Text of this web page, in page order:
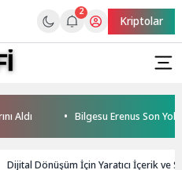
2
Kriptolar
Bilgesu Erenus Son
Dijital Dönüşüm İçin Yaratıcı İçerik ve